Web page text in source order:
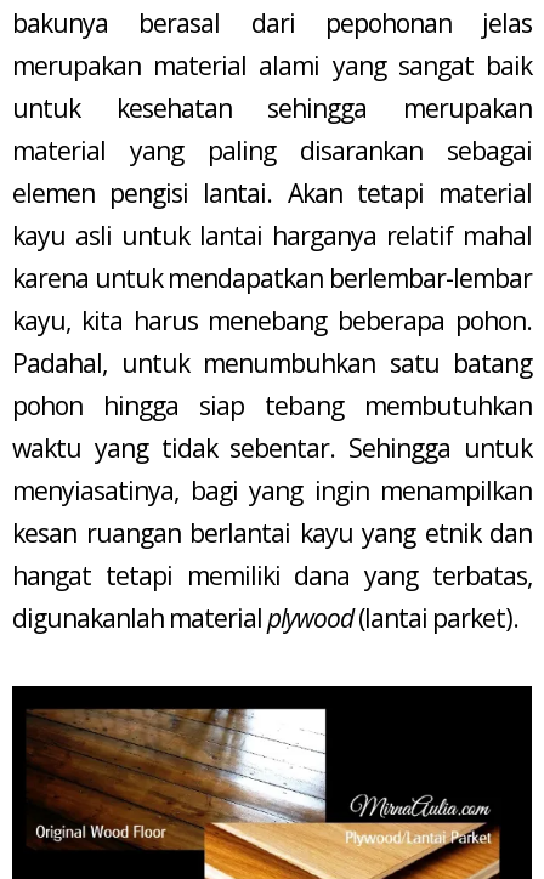
bakunya berasal dari pepohonan jelas
merupakan material alami yang sangat baik
untuk kesehatan sehingga merupakan
material yang paling disarankan sebagai
elemen pengisi lantai. Akan tetapi material
kayu asli untuk lantai harganya relatif mahal
karena untuk mendapatkan berlembar-lembar
kayu, kita harus menebang beberapa pohon.
Padahal, untuk menumbuhkan satu batang
pohon hingga siap tebang membutuhkan
waktu yang tidak sebentar. Sehingga untuk
menyiasatinya, bagi yang ingin menampilkan
kesan ruangan berlantai kayu yang etnik dan
hangat tetapi memiliki dana yang terbatas,
digunakanlah materialplywood(lantai parket).